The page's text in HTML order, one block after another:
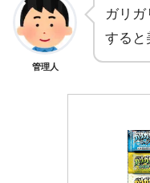
管理人
ガリ
すると